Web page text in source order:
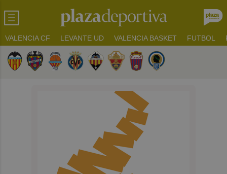
VALENCIA CF LEVANTE UD VALENCIA BASKET FUTBOL